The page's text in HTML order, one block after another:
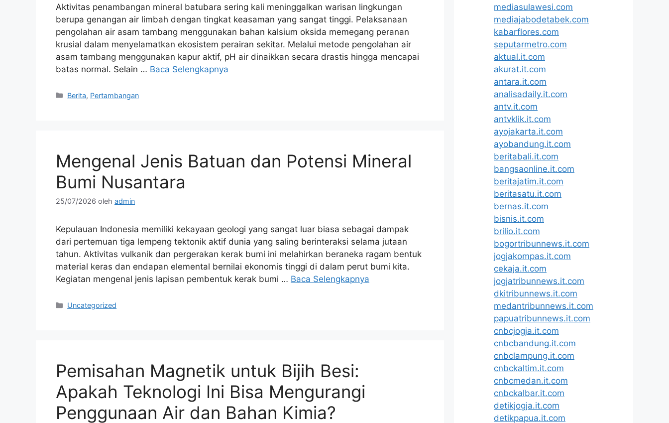
Aktivitas penambangan mineral batubara sering kali meninggalkan warisan lingkungan
berupa genangan air limbah dengan tingkat keasaman yang sangat tinggi. Pelaksanaan
pengolahan air asam tambang menggunakan bahan kalsium oksida memegang peranan
krusial dalam menyelamatkan ekosistem perairan sekitar. Melalui metode pengolahan air
asam tambang menggunakan kapur aktif, pH air dinaikkan secara drastis hingga mencapai
batas normal. Selain … Baca Selengkapnya
Kategori
Berita, Pertambangan
Mengenal Jenis Batuan dan Potensi Mineral
Bumi Nusantara
25/07/2026 oleh admin
Kepulauan Indonesia memiliki kekayaan geologi yang sangat luar biasa sebagai dampak
dari pertemuan tiga lempeng tektonik aktif dunia yang saling berinteraksi selama jutaan
tahun. Aktivitas vulkanik dan pergerakan kerak bumi ini melahirkan beraneka ragam bentuk
material keras dan endapan elemental bernilai ekonomis tinggi di dalam perut bumi kita.
Kegiatan mengenal jenis lapisan pembentuk kerak bumi … Baca Selengkapnya
Kategori
Uncategorized
Pemisahan Magnetik untuk Bijih Besi:
Apakah Teknologi Ini Bisa Mengurangi
Penggunaan Air dan Bahan Kimia?
mediasulawesi.com
mediajabodetabek.com
kabarflores.com
seputarmetro.com
aktual.it.com
akurat.it.com
antara.it.com
analisadaily.it.com
antv.it.com
antvklik.it.com
ayojakarta.it.com
ayobandung.it.com
beritabali.it.com
bangsaonline.it.com
beritajatim.it.com
beritasatu.it.com
bernas.it.com
bisnis.it.com
brilio.it.com
bogortribunnews.it.com
jogjakompas.it.com
cekaja.it.com
jogjatribunnews.it.com
dkitribunnews.it.com
medantribunnews.it.com
papuatribunnews.it.com
cnbcjogja.it.com
cnbcbandung.it.com
cnbclampung.it.com
cnbckaltim.it.com
cnbcmedan.it.com
cnbckalbar.it.com
detikjogja.it.com
detikpapua.it.com